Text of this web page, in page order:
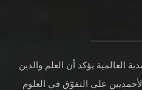
العالمية يؤكد أن العلم والدين
على التفوّق في العلوم